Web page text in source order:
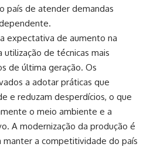
país de atender demandas
expectativa de aumento na
de técnicas mais
de última geração. Os
a adotar práticas que
e reduzam desperdícios, o que
o meio ambiente e a
A modernização da produção é
manter a competitividade do país